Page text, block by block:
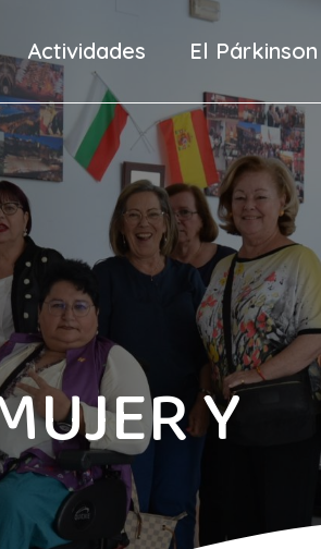
Actividades El Párkinson
Y